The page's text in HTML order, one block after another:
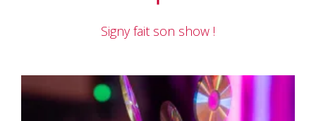
Signy fait son show !